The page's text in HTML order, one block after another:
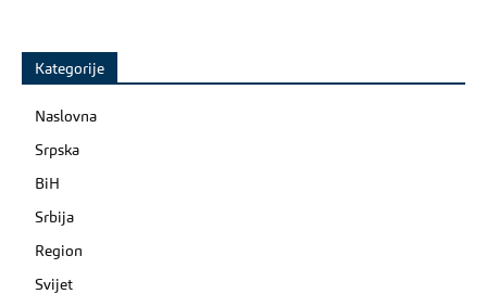
Kategorije
Naslovna
Srpska
BiH
Srbija
Region
Svijet